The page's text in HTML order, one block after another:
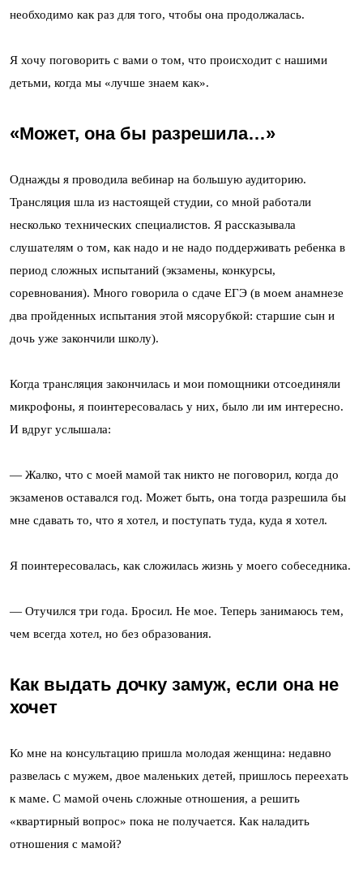
необходимо как раз для того, чтобы она продолжалась.
Я хочу поговорить с вами о том, что происходит с нашими
детьми, когда мы «лучше знаем как».
«Может, она бы разрешила…»
Однажды я проводила вебинар на большую аудиторию.
Трансляция шла из настоящей студии, со мной работали
несколько технических специалистов. Я рассказывала
слушателям о том, как надо и не надо поддерживать ребенка в
период сложных испытаний (экзамены, конкурсы,
соревнования). Много говорила о сдаче ЕГЭ (в моем анамнезе
два пройденных испытания этой мясорубкой: старшие сын и
дочь уже закончили школу).
Когда трансляция закончилась и мои помощники отсоединяли
микрофоны, я поинтересовалась у них, было ли им интересно.
И вдруг услышала:
— Жалко, что с моей мамой так никто не поговорил, когда до
экзаменов оставался год. Может быть, она тогда разрешила бы
мне сдавать то, что я хотел, и поступать туда, куда я хотел.
Я поинтересовалась, как сложилась жизнь у моего собеседника.
— Отучился три года. Бросил. Не мое. Теперь занимаюсь тем,
чем всегда хотел, но без образования.
Как выдать дочку замуж, если она не
хочет
Ко мне на консультацию пришла молодая женщина: недавно
развелась с мужем, двое маленьких детей, пришлось переехать
к маме. С мамой очень сложные отношения, а решить
«квартирный вопрос» пока не получается. Как наладить
отношения с мамой?